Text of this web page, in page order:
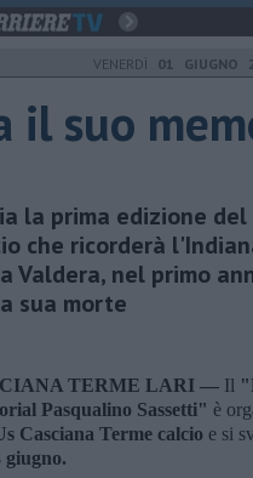
VENERDÌ 01 GIUGNO
il suo
la prima edizione
che ricorderà
Valdera, nel primo
sua morte
TERME LARI — Il
Pasqualino Sassetti" è
Casciana Terme calcio e si
giugno.